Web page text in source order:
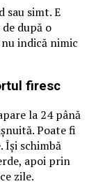
simt. E
după o
indică nimic
firesc
la 24 până
Poate fi
Își schimbă
apoi prin
zile.